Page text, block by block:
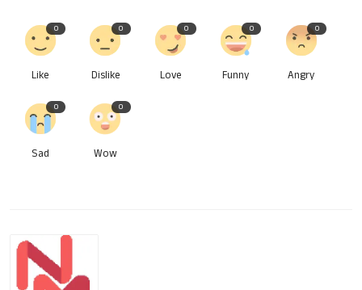
0
Like
0
Dislike
0
Love
0
Funny
0
Angry
0
Sad
0
Wow